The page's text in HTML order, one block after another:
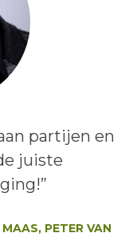
partijen en
juiste
PETER VAN